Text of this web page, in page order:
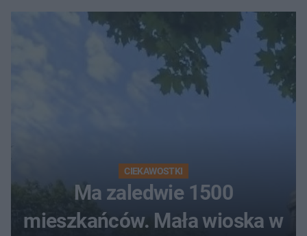
CIEKAWOSTKI
Ma zaledwie 1500
mieszkańców. Mała wioska w